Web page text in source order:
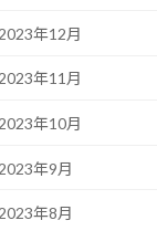
2023年12月
2023年11月
2023年10月
2023年9月
2023年8月